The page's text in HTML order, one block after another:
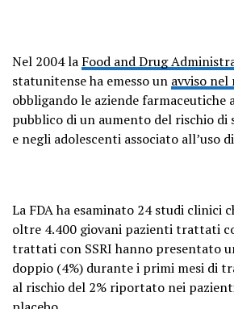
Nel 2004 la Food and Drug
statunitense ha emesso un avviso
obbligando le aziende farmaceutiche
pubblico di un aumento del rischio di
e negli adolescenti associato all’uso
La FDA ha esaminato 24 studi clinici
oltre 4.400 giovani pazienti trattati
trattati con SSRI hanno presentato
doppio (4%) durante i primi mesi di
al rischio del 2% riportato nei